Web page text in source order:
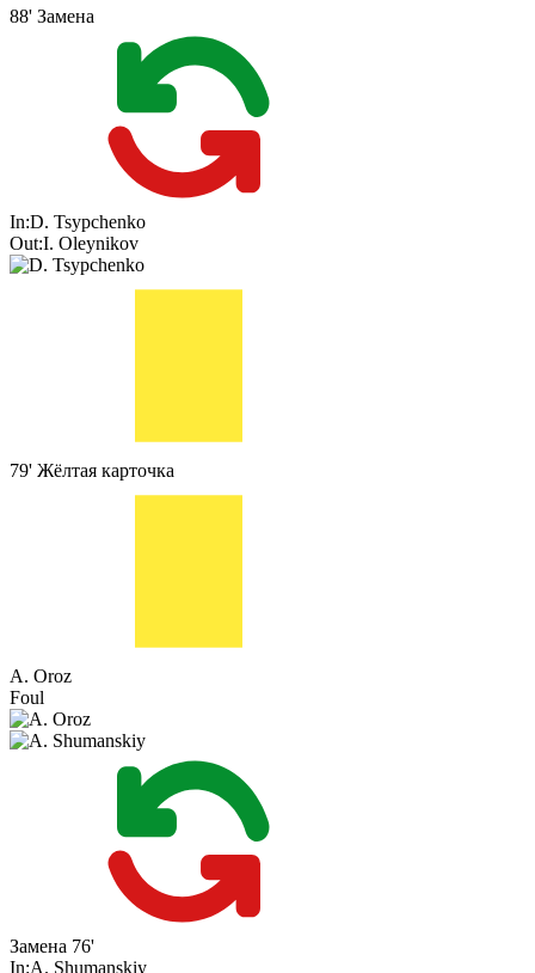
88' Замена
In:D. Tsypchenko
Out:I. Oleynikov
79' Жёлтая карточка
A. Oroz
Foul
Замена 76'
In:A. Shumanskiy